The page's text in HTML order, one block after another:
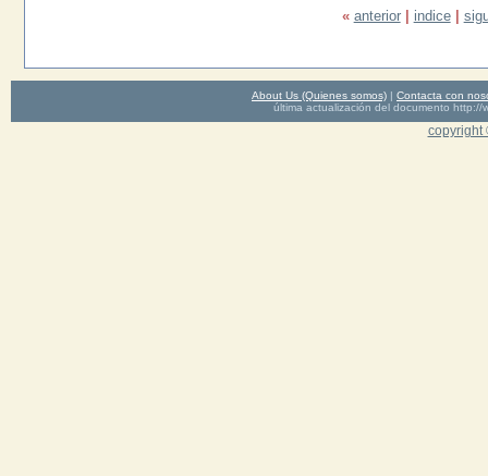
« anterior indice
About Us (Quienes somos) | Contacta con
última actualización del documento http://
copyright